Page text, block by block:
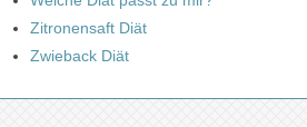
Zitronensaft Diät
Zwieback Diät